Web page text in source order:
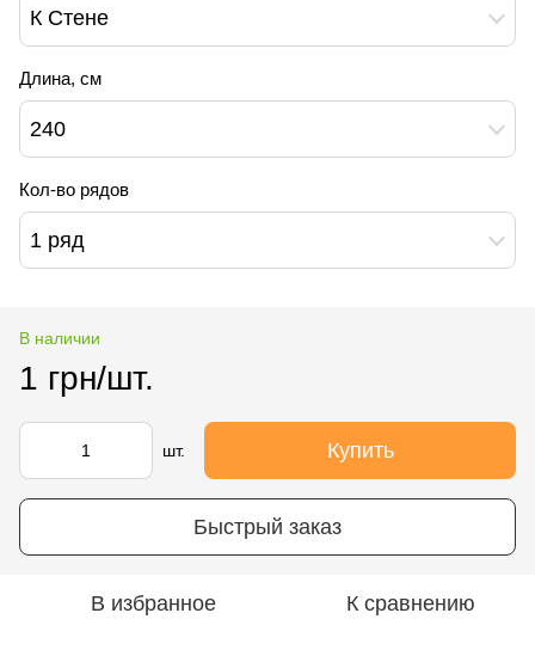
К Стене
Длина, см
240
Кол-во рядов
1 ряд
В наличии
1 грн/шт.
шт. Купить
Быстрый заказ
В избранное К сравнению